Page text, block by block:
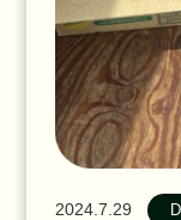
2024.7.29